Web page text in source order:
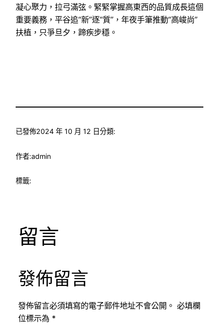
凝心聚力，拉弓滿弦。緊緊掌握高東西的品質成長這個
重要義務，平谷追“新”逐“質”，年夜手筆推動“高峻尚”
扶植，只爭旦夕，蹄疾步穩。
已發佈2024 年 10 月 12 日分類:
作者:admin
標籤:
留言
發佈留言
發佈留言必須填寫的電子郵件地址不會公開。 必填欄
位標示為 *